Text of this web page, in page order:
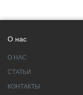
О нас
О НАС
СТАТЬИ
КОНТАКТЫ